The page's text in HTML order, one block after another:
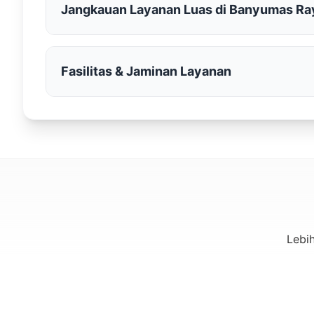
KAPASITAS
14 Penumpang
Jangkauan Layanan Luas di Banyumas
Fasilitas & Jaminan Layanan
Armada Bersih dan Wangi:Kendaraan dicuci